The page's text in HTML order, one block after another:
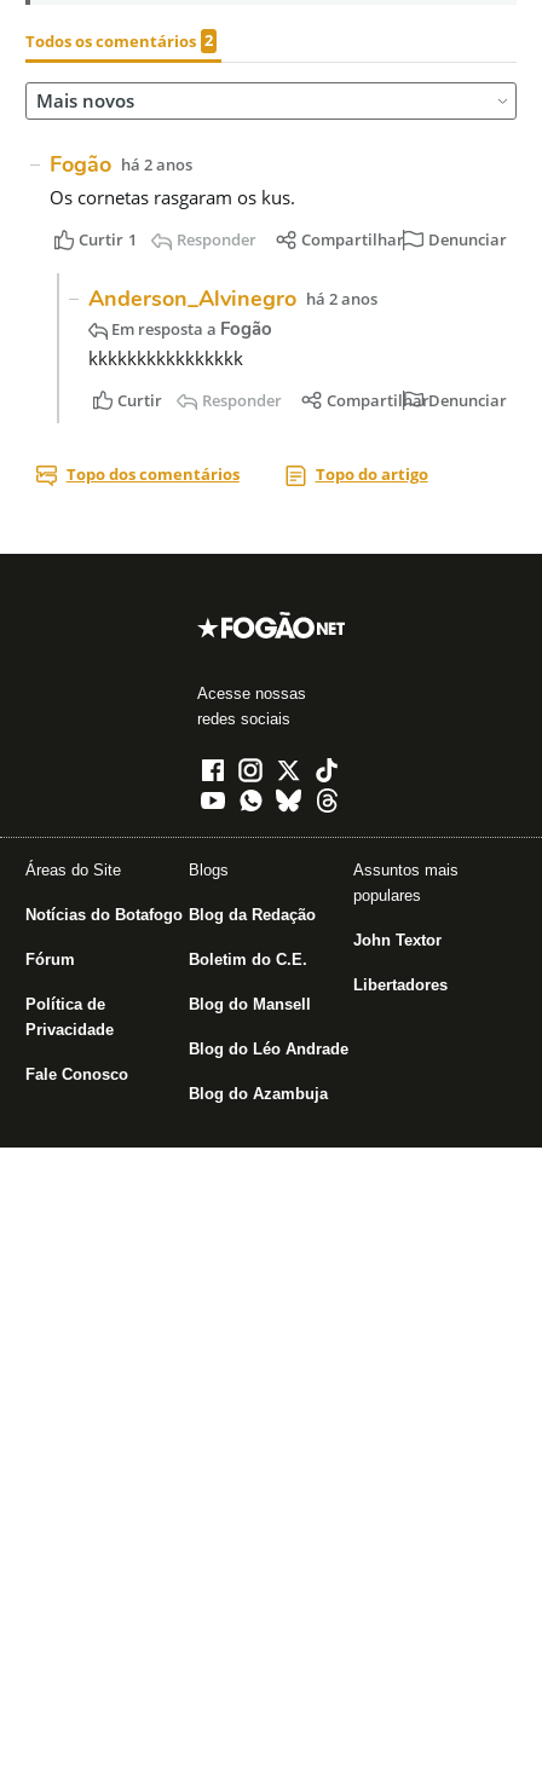
Acesse nossas
redes sociais
Áreas do Site
Notícias do Botafogo
Fórum
Política de
Privacidade
Fale Conosco
Blogs
Blog da Redação
Boletim do C.E.
Blog do Mansell
Blog do Léo Andrade
Blog do Azambuja
Assuntos mais
populares
John Textor
Libertadores